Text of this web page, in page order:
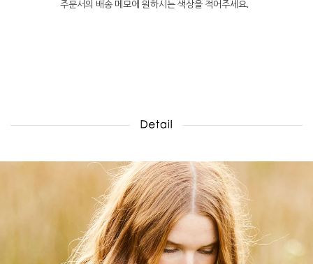
주문서의 배송 메모에 원하시는 색상을 적어주세요.